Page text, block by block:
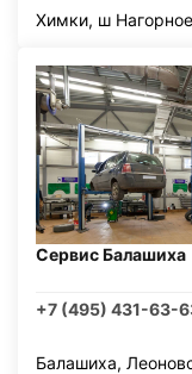
Химки, ш
Сервис Балашиха
+7 (495) 431-63-
Балашиха,